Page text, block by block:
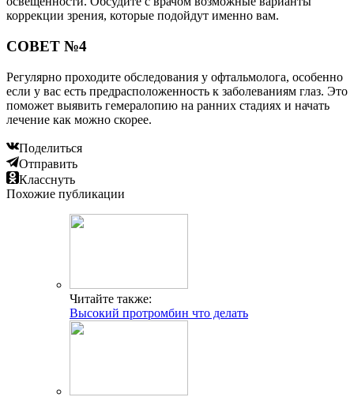
коррекции зрения, которые подойдут именно вам.
СОВЕТ №4
Регулярно проходите обследования у офтальмолога, особенно
если у вас есть предрасположенность к заболеваниям глаз. Это
поможет выявить гемералопию на ранних стадиях и начать
лечение как можно скорее.
Поделиться
Отправить
Класснуть
Похожие публикации
Читайте также:
Высокий протромбин что делать